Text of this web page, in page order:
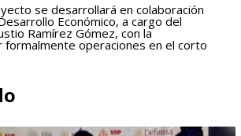
se desarrollará en colaboración
Económico, a cargo del
Ramírez Gómez, con la
formalmente operaciones en el corto